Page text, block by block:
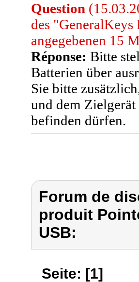
Question
des
angegebenen 15
Réponse: Bitte
Batterien über
Sie bitte
und dem Zielgerät
befinden dürfen.
Forum de
produit
USB:
Seite: [1]